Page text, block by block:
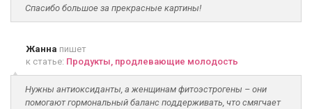
Спасибо большое за прекрасные картины!
Жанна пишет
к статье: Продукты, продлевающие молодость
Нужны антиоксиданты, а женщинам фитоэстрогены – они
помогают гормональный баланс поддерживать, что смягчает